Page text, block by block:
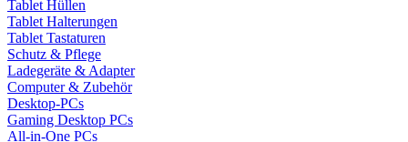
Tablet Hüllen
Tablet Halterungen
Tablet Tastaturen
Schutz & Pflege
Ladegeräte & Adapter
Computer & Zubehör
Desktop-PCs
Gaming Desktop PCs
All-in-One PCs